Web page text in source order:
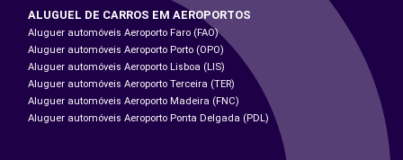
ALUGUEL DE CARROS EM AEROPORTOS
Aluguer automóveis Aeroporto Faro (FAO)
Aluguer automóveis Aeroporto Porto (OPO)
Aluguer automóveis Aeroporto Lisboa (LIS)
Aluguer automóveis Aeroporto Terceira (TER)
Aluguer automóveis Aeroporto Madeira (FNC)
Aluguer automóveis Aeroporto Ponta Delgada (PDL)